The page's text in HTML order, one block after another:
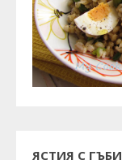
ЯСТИЯ С ГЪБИ